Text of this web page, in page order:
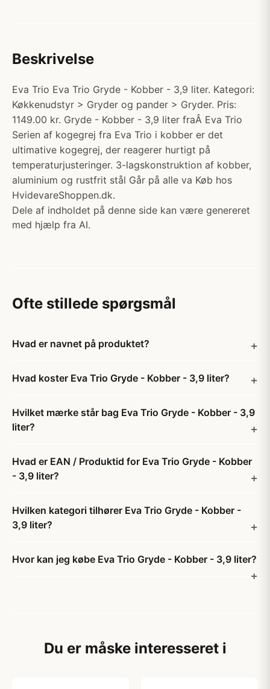
Beskrivelse
Eva Trio Eva Trio Gryde - Kobber - 3,9 liter. Kategori:
Køkkenudstyr > Gryder og pander > Gryder. Pris:
1149.00 kr. Gryde - Kobber - 3,9 liter fraÂ Eva Trio
Serien af kogegrej fra Eva Trio i kobber er det
ultimative kogegrej, der reagerer hurtigt på
temperaturjusteringer. 3-lagskonstruktion af kobber,
aluminium og rustfrit stål Går på alle va Køb hos
HvidevareShoppen.dk.
Dele af indholdet på denne side kan være genereret
med hjælp fra AI.
Ofte stillede spørgsmål
Hvad er navnet på produktet?
Hvad koster Eva Trio Gryde - Kobber - 3,9 liter?
Hvilket mærke står bag Eva Trio Gryde - Kobber - 3,9
liter?
Hvad er EAN / Produktid for Eva Trio Gryde - Kobber
- 3,9 liter?
Hvilken kategori tilhører Eva Trio Gryde - Kobber -
3,9 liter?
Hvor kan jeg købe Eva Trio Gryde - Kobber - 3,9 liter?
Du er måske interesseret i